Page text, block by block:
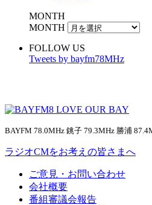
MONTH
MONTH
FOLLOW US
Tweets by bayfm78MHz
BAYFM 78.0MHz 銚子 79.3MHz 勝浦
ラジオCMをお考えの皆さまへ
ご意見・お問い合わせ
会社概要
番組審議会報告